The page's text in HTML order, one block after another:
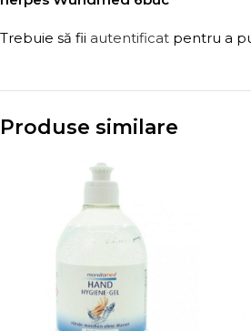
Trebuie să fii autentificat pentru a
Produse similare